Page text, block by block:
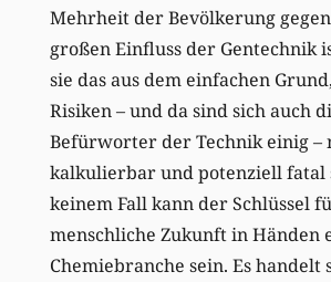
Mehrheit der Bevölkerung
großen Einfluss der Gentechnik
sie das aus dem einfachen
Risiken – und da sind sich auch
Befürworter der Technik einig –
kalkulierbar und potenziell fatal
keinem Fall kann der Schlüssel
menschliche Zukunft in Händen
Chemiebranche sein. Es handelt